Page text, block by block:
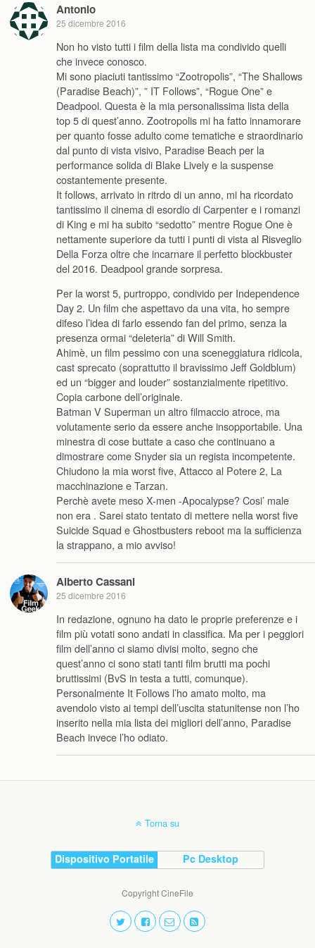
Antonio
25 dicembre 2016
Non ho visto tutti i film della lista ma condivido quelli
che invece conosco.
Mi sono piaciuti tantissimo “Zootropolis”, “The Shallows
(Paradise Beach)”, ” IT Follows”, “Rogue One” e
Deadpool. Questa è la mia personalissima lista della
top 5 di quest’anno. Zootropolis mi ha fatto innamorare
per quanto fosse adulto come tematiche e straordinario
dal punto di vista visivo, Paradise Beach per la
performance solida di Blake Lively e la suspense
costantemente presente.
It follows, arrivato in ritrdo di un anno, mi ha ricordato
tantissimo il cinema di esordio di Carpenter e i romanzi
di King e mi ha subito “sedotto” mentre Rogue One è
nettamente superiore da tutti i punti di vista al Risveglio
Della Forza oltre che incarnare il perfetto blockbuster
del 2016. Deadpool grande sorpresa.
Per la worst 5, purtroppo, condivido per Independence
Day 2. Un film che aspettavo da una vita, ho sempre
difeso l’idea di farlo essendo fan del primo, senza la
presenza ormai “deleteria” di Will Smith.
Ahimè, un film pessimo con una sceneggiatura ridicola,
cast sprecato (soprattutto il bravissimo Jeff Goldblum)
ed un “bigger and louder” sostanzialmente ripetitivo.
Copia carbone dell’originale.
Batman V Superman un altro filmaccio atroce, ma
volutamente serio da essere anche insopportabile. Una
minestra di cose buttate a caso che continuano a
dimostrare come Snyder sia un regista incompetente.
Chiudono la mia worst five, Attacco al Potere 2, La
macchinazione e Tarzan.
Perchè avete meso X-men -Apocalypse? Cosi’ male
non era . Sarei stato tentato di mettere nella worst five
Suicide Squad e Ghostbusters reboot ma la sufficienza
la strappano, a mio avviso!
Alberto Cassani
25 dicembre 2016
In redazione, ognuno ha dato le proprie preferenze e i
film più votati sono andati in classifica. Ma per i peggiori
film dell’anno ci siamo divisi molto, segno che
quest’anno ci sono stati tanti film brutti ma pochi
bruttissimi (BvS in testa a tutti, comunque).
Personalmente It Follows l’ho amato molto, ma
avendolo visto ai tempi dell’uscita statunitense non l’ho
inserito nella mia lista dei migliori dell’anno, Paradise
Beach invece l’ho odiato.
Torna su
Dispositivo Portatile Pc Desktop
Copyright CineFile